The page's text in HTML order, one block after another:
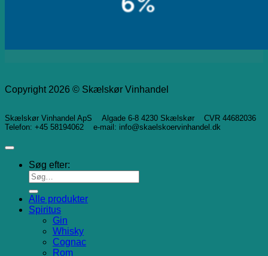
Copyright 2026 © Skælskør Vinhandel
Skælskør Vinhandel ApS Algade 6-8 4230 Skælskør CVR 44682036
Telefon: +45 58194062 e-mail: info@skaelskoervinhandel.dk
Søg efter:
Alle produkter
Spiritus
Gin
Whisky
Cognac
Rom